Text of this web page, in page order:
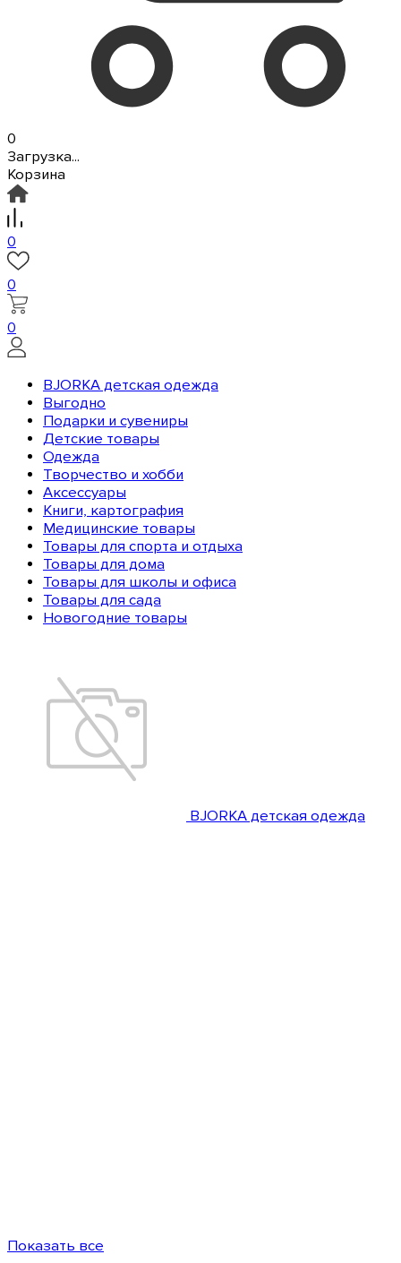
0
Загрузка...
Корзина
0
0
0
BJORKA детская одежда
Выгодно
Подарки и сувениры
Детские товары
Одежда
Творчество и хобби
Аксессуары
Книги, картография
Медицинские товары
Товары для спорта и отдыха
Товары для дома
Товары для школы и офиса
Товары для сада
Новогодние товары
BJORKA детская одежда
Показать все